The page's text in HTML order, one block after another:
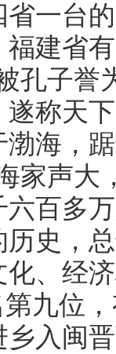
省一台
福建省
孔子誉
称天
渤海，
家声大
六百多
历史，
、经
第九位
乡入闽